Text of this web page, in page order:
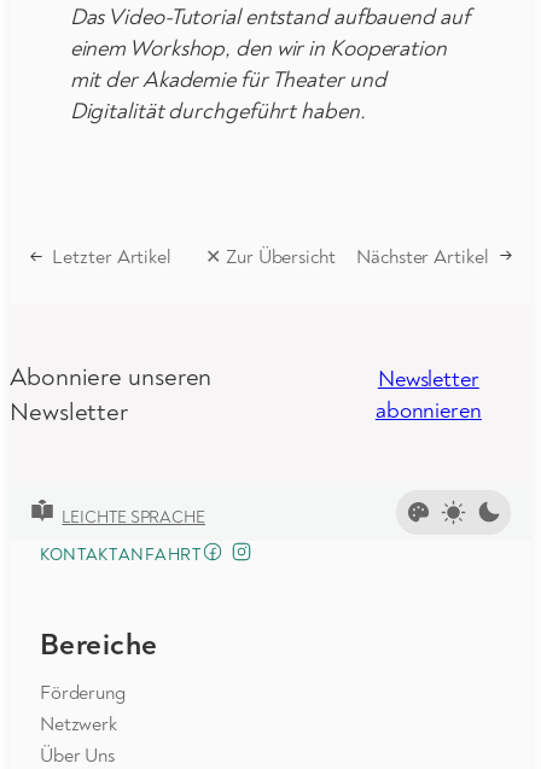
Das Video-Tutorial entstand aufbauend auf
einem Workshop, den wir in Kooperation
mit der Akademie für Theater und
Digitalität durchgeführt haben.
← Letzter Artikel ✕ Zur Übersicht Nächster Artikel →
Abonniere unseren
Newsletter
Newsletter
abonnieren
LEICHTE SPRACHE
KONTAKTANFAHRT FACEBOOK
Bereiche
Förderung
Netzwerk
Über Uns